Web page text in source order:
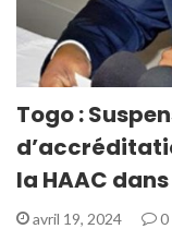
Togo :
la HAAC
avril 19, 2024 0